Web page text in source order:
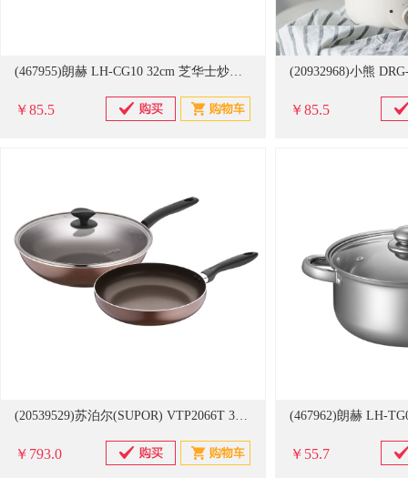
(467955)朗赫 LH-CG10 32cm 芝华士炒锅(单位：只)
￥85.5 ￥85.5
(20539529)苏泊尔(SUPOR) VTP2066T 30cm炒锅+26cm煎锅 经典二件套(单位：套)
￥793.0 ￥55.7